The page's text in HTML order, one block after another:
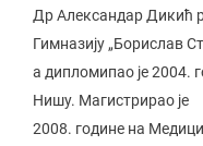
Др Александар Дикић
Гимназију „Борислав
а дипломипао је 2004.
Нишу. Магистрирао је
2008. године на